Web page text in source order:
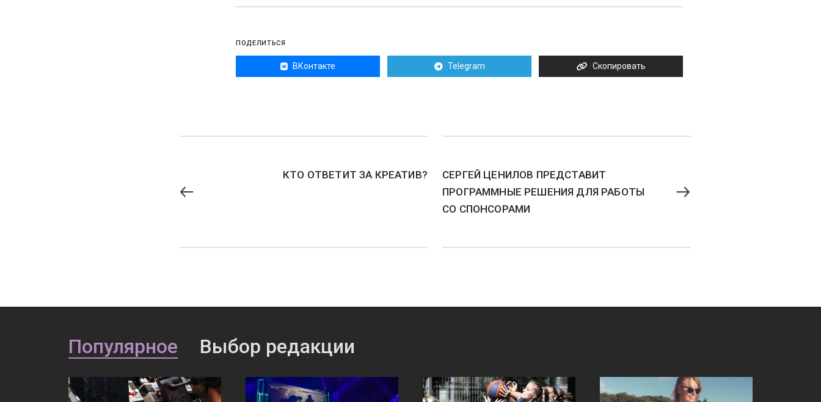
ПОДЕЛИТЬСЯ
ВКонтакте Telegram Скопировать
КТО ОТВЕТИТ ЗА КРЕАТИВ?
СЕРГЕЙ ЦЕНИЛОВ ПРЕДСТАВИТ
ПРОГРАММНЫЕ РЕШЕНИЯ ДЛЯ РАБОТЫ
СО СПОНСОРАМИ
Популярное Выбор редакции